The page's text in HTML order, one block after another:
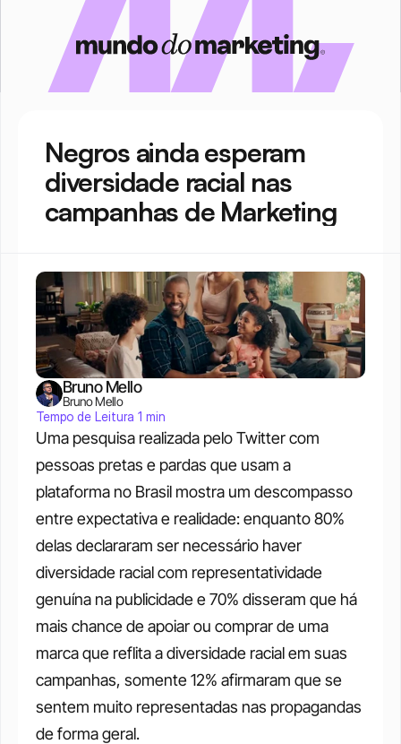
Negros ainda esperam
diversidade racial nas
campanhas de Marketing
Uma pesquisa realizada pelo Twitter com
pessoas pretas e pardas que usam a
plataforma no Brasil mostra um descompasso
entre expectativa e realidade: enquanto 80%
delas declararam ser necessário haver
diversidade racial com representatividade
genuína na publicidade e 70% disseram que há
mais chance de apoiar ou comprar de uma
marca que reflita a diversidade racial em suas
campanhas, somente 12% afirmaram que se
sentem muito representadas nas propagandas
de forma geral.
Bruno Mello
Bruno Mello
Tempo de Leitura 1 min